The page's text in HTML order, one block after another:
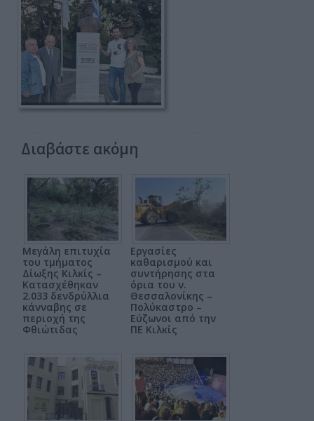
Διαβάστε ακόμη
Μεγάλη επιτυχία
του τμήματος
Δίωξης Κιλκίς –
Κατασχέθηκαν
2.033 δενδρύλλια
κάνναβης σε
περιοχή της
Φθιώτιδας
Εργασίες
καθαρισμού και
συντήρησης στα
όρια του ν.
Θεσσαλονίκης –
Πολύκαστρο –
Εύζωνοι από την
ΠΕ Κιλκίς